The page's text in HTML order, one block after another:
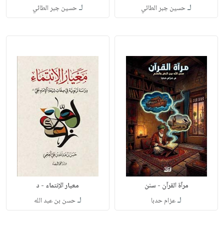
لـحسين جبر الطائي لـحسين جبر الطائي
مرآة القرآن - سنن
لـعزام حدبا
معيار الإنتماء - د
لـحسن بن عبد الله